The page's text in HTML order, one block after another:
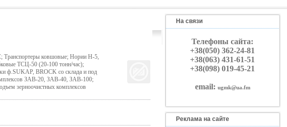
Транспортеры ковшовые; Нории Н-5,
ТСЦ-50 (20-100 тонн/час);
BROCK со склада и под
ЗАВ-20, ЗАВ-40, ЗАВ-100;
зерноочистных комплексов
На связи
Телефоны сайта:
+38(050) 362-24-81
+38(063) 431-61-51
+38(098) 019-45-21
email: ugmk@ua.fm
Реклама на сайте